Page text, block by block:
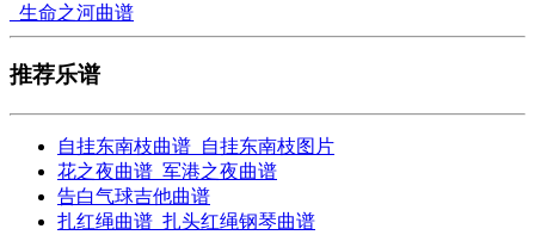
_生命之河曲谱
推荐乐谱
自挂东南枝曲谱_自挂东南枝图片
花之夜曲谱_军港之夜曲谱
告白气球吉他曲谱
扎红绳曲谱_扎头红绳钢琴曲谱